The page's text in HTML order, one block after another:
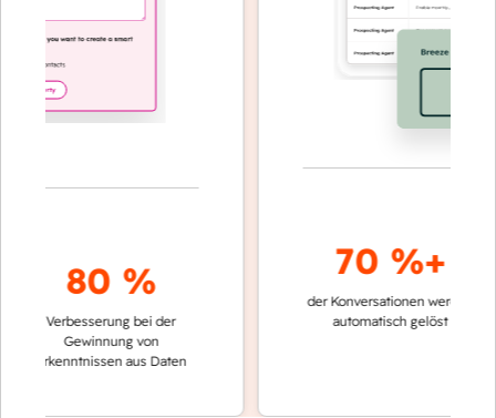
80 %
Verbesserung bei der
Gewinnung von
Erkenntnissen aus Daten
70 %+
der Konversationen werden
automatisch gelöst